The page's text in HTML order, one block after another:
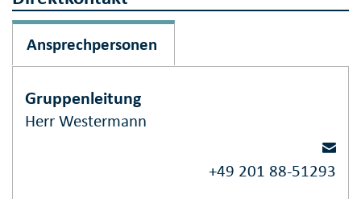
Ansprechpersonen
Gruppenleitung
Herr Westermann
+49 201 88-51293